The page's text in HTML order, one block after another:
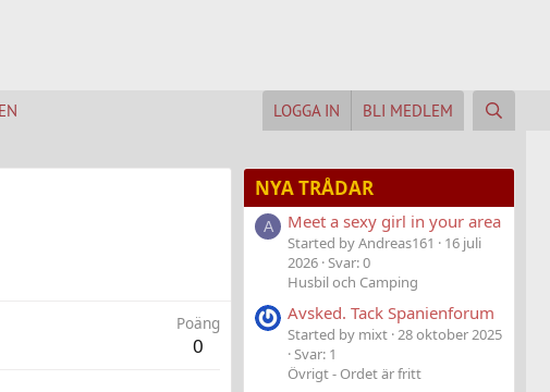
LOGGA IN BLI MEDLEM
Poäng
0
NYA TRÅDAR
A Meet a sexy girl in your area
Started by Andreas161
16 juli
2026 Svar: 0
Husbil och Camping
Avsked. Tack Spanienforum
Started by mixt 28 oktober 2025
Svar: 1
Övrigt - Ordet är fritt